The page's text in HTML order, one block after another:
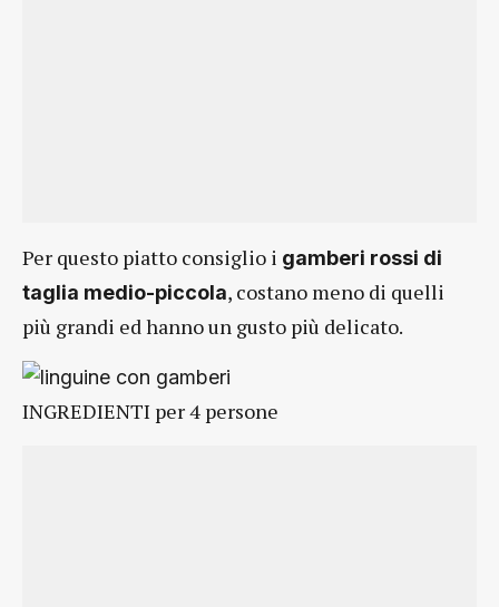
Per questo piatto consiglio i gamberi rossi di
taglia medio-piccola, costano meno di quelli
più grandi ed hanno un gusto più delicato.
INGREDIENTI per 4 persone